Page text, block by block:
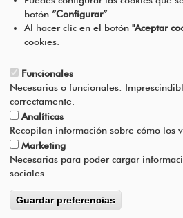
botón “Configurar”.
Al hacer clic en el botón "Aceptar
cookies.
Funcionales
Necesarias o funcionales:
correctamente.
Analíticas
Recopilan información sobre cómo los
Marketing
Necesarias para poder cargar
sociales.
Guardar preferencias